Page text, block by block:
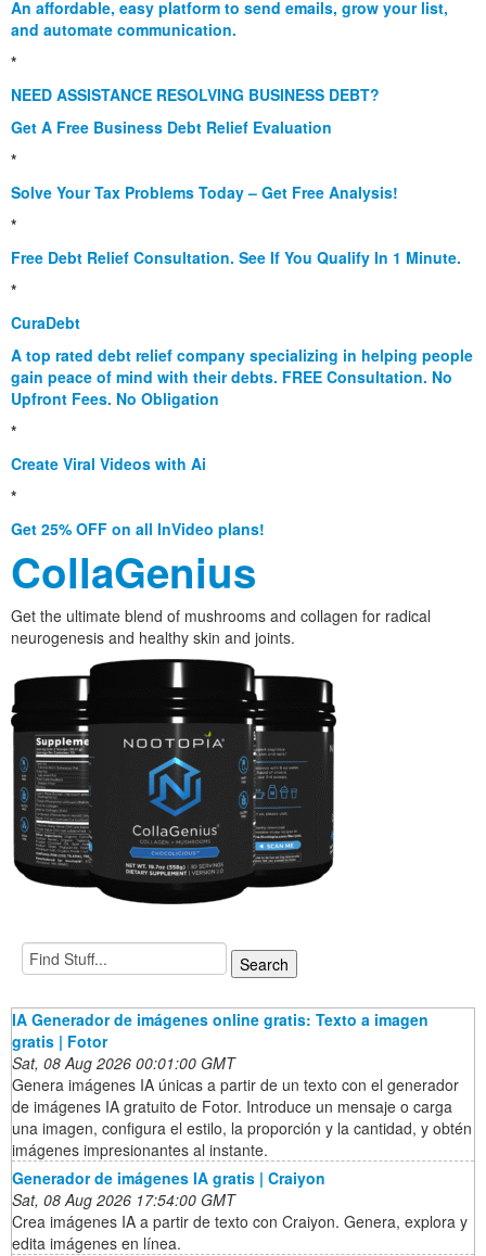
An affordable, easy platform to send emails, grow your list,
and automate communication.
*
NEED ASSISTANCE RESOLVING BUSINESS DEBT?
Get A Free Business Debt Relief Evaluation
*
Solve Your Tax Problems Today – Get Free Analysis!
*
Free Debt Relief Consultation. See If You Qualify In 1 Minute.
*
CuraDebt
A top rated debt relief company specializing in helping people
gain peace of mind with their debts. FREE Consultation. No
Upfront Fees. No Obligation
*
Create Viral Videos with Ai
*
Get 25% OFF on all InVideo plans!
CollaGenius
Get the ultimate blend of mushrooms and collagen for radical
neurogenesis and healthy skin and joints.
IA Generador de imágenes online gratis: Texto a imagen
gratis | Fotor
Sat, 08 Aug 2026 00:01:00 GMT
Genera imágenes IA únicas a partir de un texto con el generador
de imágenes IA gratuito de Fotor. Introduce un mensaje o carga
una imagen, configura el estilo, la proporción y la cantidad, y obtén
imágenes impresionantes al instante.
Generador de imágenes IA gratis | Craiyon
Sat, 08 Aug 2026 17:54:00 GMT
Crea imágenes IA a partir de texto con Craiyon. Genera, explora y
edita imágenes en línea.